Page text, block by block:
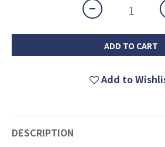
ADD TO CART
Add to
DESCRIPTION